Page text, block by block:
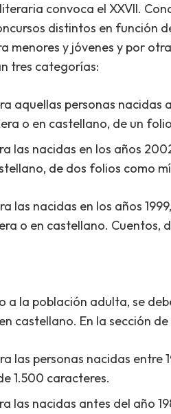
convoca el XXVII.
distintos en función
menores y jóvenes y por
tres categorías:
aquellas personas
o en castellano, de un
las nacidas en los años
de dos folios como
las nacidas en los años
o en castellano.
a la población adulta, se
castellano. En la sección
las personas nacidas entre
1.500 caracteres.
las nacidas antes del año